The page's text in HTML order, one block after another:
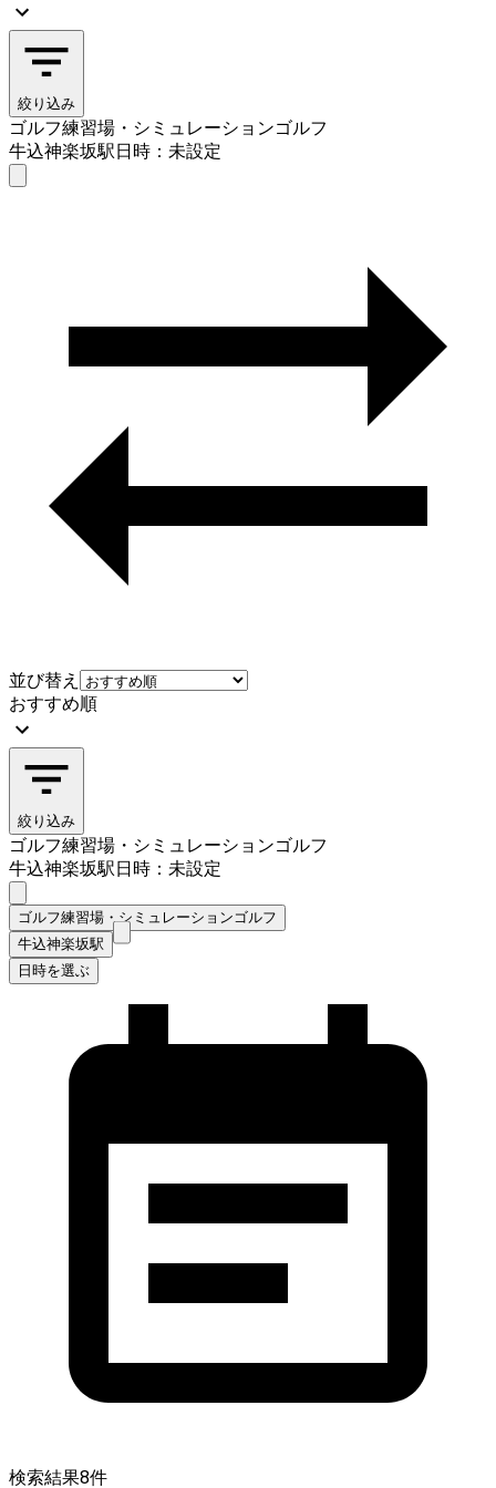
絞り込み
ゴルフ練習場・シミュレーションゴルフ
牛込神楽坂駅日時：未設定
並び替え
おすすめ順
絞り込み
ゴルフ練習場・シミュレーションゴルフ
牛込神楽坂駅日時：未設定
ゴルフ練習場・シミュレーションゴルフ
牛込神楽坂駅
日時を選ぶ
検索結果8件